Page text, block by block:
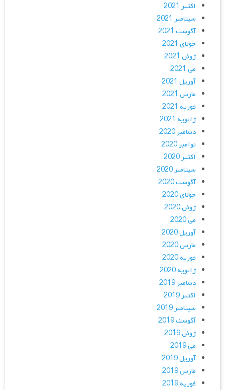
اکتبر 2021
سپتامبر 2021
آگوست 2021
جولای 2021
ژوئن 2021
می 2021
آوریل 2021
مارس 2021
فوریه 2021
ژانویه 2021
دسامبر 2020
نوامبر 2020
اکتبر 2020
سپتامبر 2020
آگوست 2020
جولای 2020
ژوئن 2020
می 2020
آوریل 2020
مارس 2020
فوریه 2020
ژانویه 2020
دسامبر 2019
اکتبر 2019
سپتامبر 2019
آگوست 2019
ژوئن 2019
می 2019
آوریل 2019
مارس 2019
فوریه 2019